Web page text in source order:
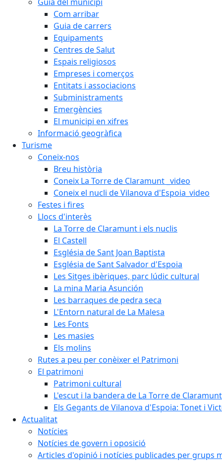
Com arribar
Guia de carrers
Equipaments
Centres de Salut
Espais religiosos
Empreses i comerços
Entitats i associacions
Subministraments
Emergències
El municipi en xifres
Informació geogràfica
Turisme
Coneix-nos
Breu història
Coneix La Torre de Claramunt _video
Coneix el nucli de Vilanova d'Espoia_video
Festes i fires
Llocs d'interès
La Torre de Claramunt i els nuclis
El Castell
Església de Sant Joan Baptista
Església de Sant Salvador d'Espoia
Les Sitges ibèriques, parc lúdic cultural
La mina Maria Asunción
Les barraques de pedra seca
L'Entorn natural de La Malesa
Les Fonts
Les masies
Els molins
Rutes a peu per conèixer el Patrimoni
El patrimoni
Patrimoni cultural
L'escut i la bandera de La Torre de Claramunt
Els Gegants de Vilanova d'Espoia: Tonet i
Actualitat
Notícies
Notícies de govern i oposició
Articles d'opinió i notícies publicades per grups